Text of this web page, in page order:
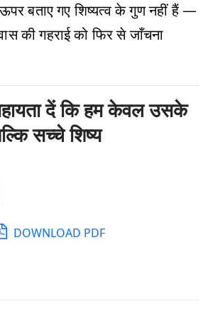
बताए गए शिष्यत्व के गुण नहीं हैं —
की गहराई को फिर से जाँचना
दें कि हम केवल उसके
सच्चे शिष्य
DOWNLOAD PDF